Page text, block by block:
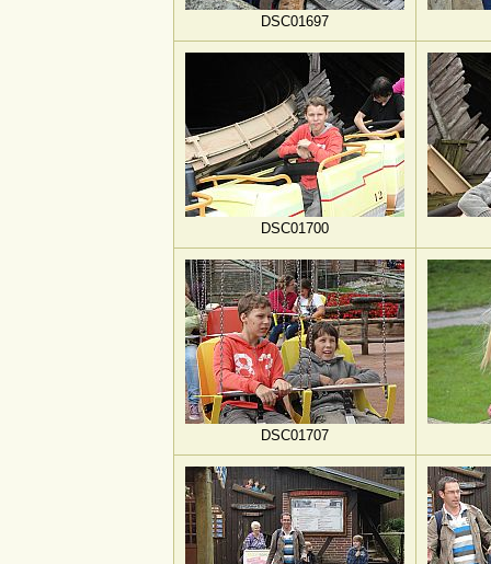
DSC01697
DSC01700
DSC01707